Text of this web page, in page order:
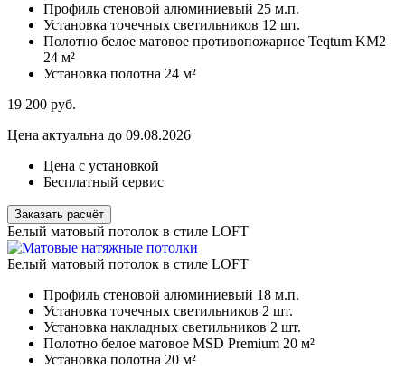
Профиль стеновой алюминиевый 25 м.п.
Установка точечных светильников 12 шт.
Полотно белое матовое противопожарное Teqtum KM2
24 м²
Установка полотна 24 м²
19 200 руб.
Цена актуальна до 09.08.2026
Цена с установкой
Бесплатный сервис
Заказать расчёт
Белый матовый потолок в стиле LOFT
Белый матовый потолок в стиле LOFT
Профиль стеновой алюминиевый 18 м.п.
Установка точечных светильников 2 шт.
Установка накладных светильников 2 шт.
Полотно белое матовое MSD Premium 20 м²
Установка полотна 20 м²